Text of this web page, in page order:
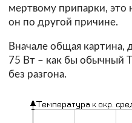
мертвому припарки,
он по другой причине.
Вначале общая картина,
75 Вт – как бы обычный
без разгона.